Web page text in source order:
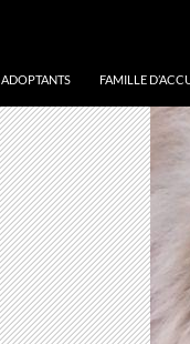
ADOPTANTS FAMILLE